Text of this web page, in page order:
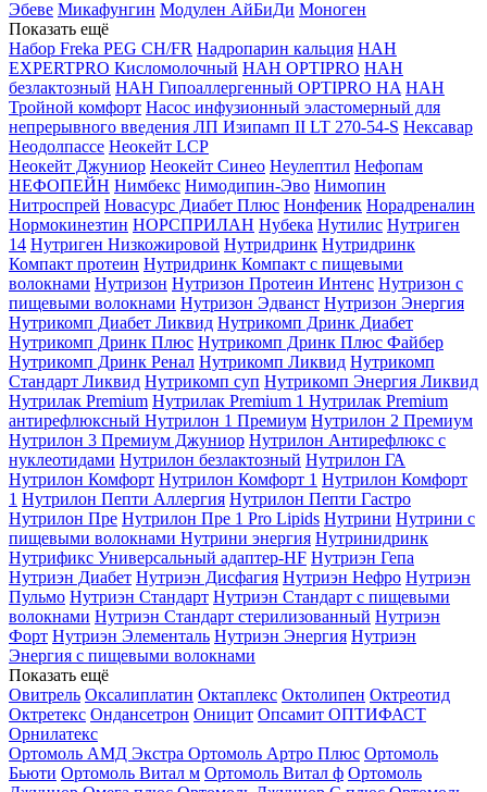
Эбеве Микафунгин Модулен АйБиДи Моноген
Показать ещё
Набор Freka PEG CH/FR Надропарин кальция НАН
EXPERTPRO Кисломолочный НАН OPTIPRO НАН
безлактозный НАН Гипоаллергенный OPTIPRO HA НАН
Тройной комфорт Насос инфузионный эластомерный для
непрерывного введения ЛП Изипамп II LT 270-54-S Нексавар
Неодолпассе Неокейт LCP
Неокейт Джуниор Неокейт Синео Неулептил Нефопам
НЕФОПЕЙН Нимбекс Нимодипин-Эво Нимопин
Нитроспрей Новасурс Диабет Плюс Нонфеник Норадреналин
Нормокинезтин НОРСПРИЛАН Нубека Нутилис Нутриген
14 Нутриген Низкожировой Нутридринк Нутридринк
Компакт протеин Нутридринк Компакт с пищевыми
волокнами Нутризон Нутризон Протеин Интенс Нутризон с
пищевыми волокнами Нутризон Эдванст Нутризон Энергия
Нутрикомп Диабет Ликвид Нутрикомп Дринк Диабет
Нутрикомп Дринк Плюс Нутрикомп Дринк Плюс Файбер
Нутрикомп Дринк Ренал Нутрикомп Ликвид Нутрикомп
Стандарт Ликвид Нутрикомп суп Нутрикомп Энергия Ликвид
Нутрилак Premium Нутрилак Premium 1 Нутрилак Premium
антирефлюксный Нутрилон 1 Премиум Нутрилон 2 Премиум
Нутрилон 3 Премиум Джуниор Нутрилон Антирефлюкс с
нуклеотидами Нутрилон безлактозный Нутрилон ГА
Нутрилон Комфорт Нутрилон Комфорт 1 Нутрилон Комфорт
1 Нутрилон Пепти Аллергия Нутрилон Пепти Гастро
Нутрилон Пре Нутрилон Пре 1 Pro Lipids Нутрини Нутрини с
пищевыми волокнами Нутрини энергия Нутринидринк
Нутрификс Универсальный адаптер-HF Нутриэн Гепа
Нутриэн Диабет Нутриэн Дисфагия Нутриэн Нефро Нутриэн
Пульмо Нутриэн Стандарт Нутриэн Стандарт с пищевыми
волокнами Нутриэн Стандарт стерилизованный Нутриэн
Форт Нутриэн Элементаль Нутриэн Энергия Нутриэн
Энергия с пищевыми волокнами
Показать ещё
Овитрель Оксалиплатин Октаплекс Октолипен Октреотид
Октретекс Ондансетрон Оницит Опсамит ОПТИФАСТ
Орнилатекс
Ортомоль АМД Экстра Ортомоль Артро Плюс Ортомоль
Бьюти Ортомоль Витал м Ортомоль Витал ф Ортомоль